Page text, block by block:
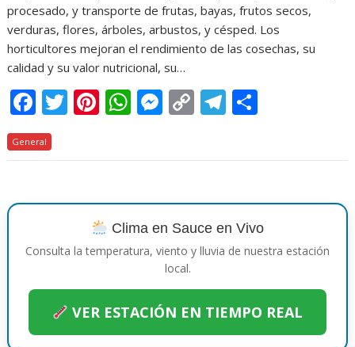
procesado, y transporte de frutas, bayas, frutos secos,
verduras, flores, árboles, arbustos, y césped. Los
horticultores mejoran el rendimiento de las cosechas, su
calidad y su valor nutricional, su…
F
ac
e
o
k
T
itt
Pi
er
st
W
at
A
p
p
M
ss
n
g
er
C
p
Li
n
k
T
e
a
m
m
ar
ti
r
General
Clima en Sauce en Vivo
Consulta la temperatura, viento y lluvia de nuestra estación
local.
VER ESTACIÓN EN TIEMPO REAL